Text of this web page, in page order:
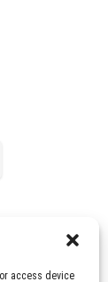
access device